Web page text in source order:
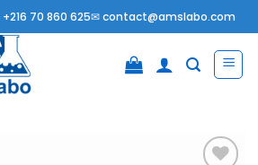
+216 70 860 625✉contact@amslabo.com